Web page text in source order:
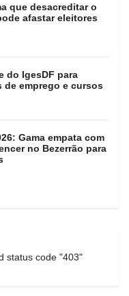
que desacreditar o
afastar eleitores
do IgesDF para
de emprego e cursos
Gama empata com
no Bezerrão para
status code "403"